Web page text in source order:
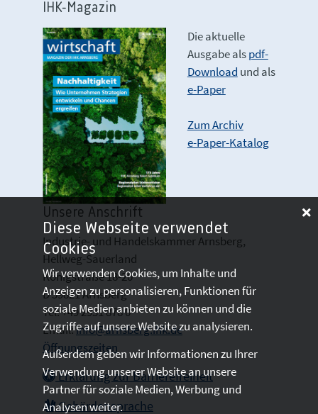
IHK-Magazin
Die aktuelle
Ausgabe alspdf-
Download und als
e-Paper
Zum Archiv
e-Paper-Katalog
Unsere Anschrift
Industrie- und Handelskammer Arnsberg,
Hellweg-Sauerland
Königstraße 18-20
D 59821 Arnsberg
Tel: +49 2931 878 0
Email:info@arnsberg.ihk.de
Öffnungszeiten
Erklärung zur Barrierefreiheit
Gebärdensprache
Diese Webseite verwendet
Cookies
Wir verwenden Cookies, um Inhalte und
Anzeigen zu personalisieren, Funktionen für
soziale Medien anbieten zu können und die
Zugriffe auf unsere Website zu analysieren.
Außerdem geben wir Informationen zu Ihrer
Verwendung unserer Website an unsere
Partner für soziale Medien, Werbung und
Analysen weiter.